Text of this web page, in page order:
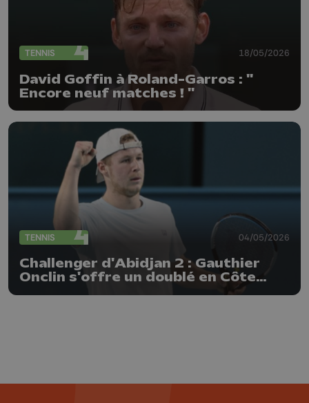
TENNIS 18/05/2026
David Goffin à Roland-Garros : "
Encore neuf matches ! "
TENNIS 04/05/2026
Challenger d'Abidjan 2 : Gauthier
Onclin s'offre un doublé en Côte